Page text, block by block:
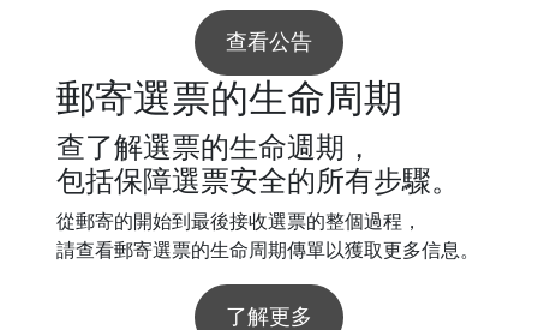
查看公告
郵寄選票的生命周期
查了解選票的生命週期，
包括保障選票安全的所有步驟。
從郵寄的開始到最後接收選票的整個過程，
請查看郵寄選票的生命周期傳單以獲取更多信息。
了解更多